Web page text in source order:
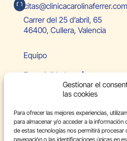
Gestionar el
las cookies
Para ofrecer las mejores experiencias,
para almacenar y/o acceder a la
de estas tecnologías nos permitirá
navegación o las identificaciones únicas en
citas@clinicacarolinaferrer.com
Carrer del 25 d’abril, 65
46400, Cullera, Valencia
Equipo
Especialidades
Paciente internacional
Blog
Contacto